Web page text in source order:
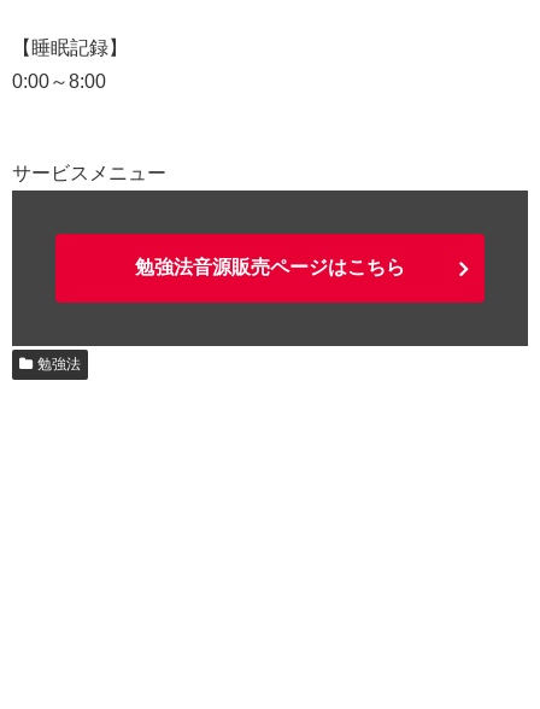
【睡眠記録】
0:00～8:00
サービスメニュー
勉強法音源販売ページはこちら
勉強法